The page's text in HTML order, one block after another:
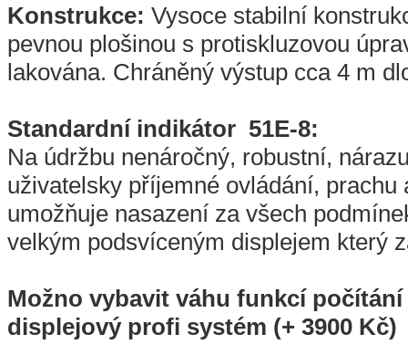
Konstrukce: Vysoce stabilní
pevnou plošinou s protiskluzovou
lakována. Chráněný výstup cca 4 m
Standardní indikátor 51E-8:
Na údržbu nenáročný, robustní,
uživatelsky příjemné ovládání,
umožňuje nasazení za všech
velkým podsvíceným displejem který
Možno vybavit váhu funkcí
displejový profi systém (+ 3900 Kč)